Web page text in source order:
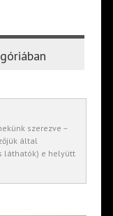
szerezve –
által
láthatók) e helyütt